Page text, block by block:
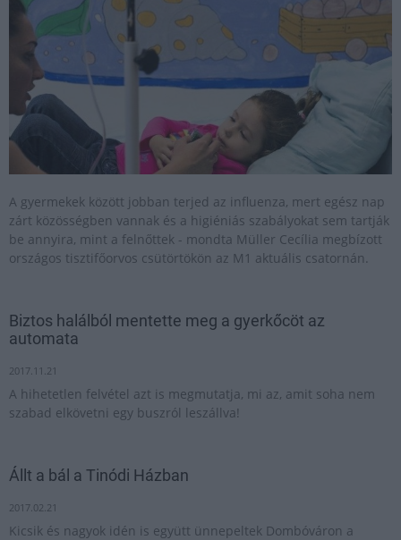
A gyermekek között jobban terjed az influenza, mert egész nap
zárt közösségben vannak és a higiéniás szabályokat sem tartják
be annyira, mint a felnőttek - mondta Müller Cecília megbízott
országos tisztifőorvos csütörtökön az M1 aktuális csatornán.
Biztos halálból mentette meg a gyerkőcöt az
automata
2017.11.21
A hihetetlen felvétel azt is megmutatja, mi az, amit soha nem
szabad elkövetni egy buszról leszállva!
Állt a bál a Tinódi Házban
2017.02.21
Kicsik és nagyok idén is együtt ünnepeltek Dombóváron a